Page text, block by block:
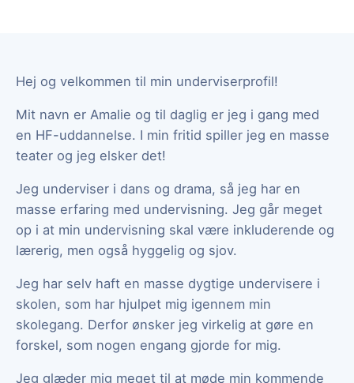
Hej og velkommen til min underviserprofil!
Mit navn er Amalie og til daglig er jeg i gang med
en HF-uddannelse. I min fritid spiller jeg en masse
teater og jeg elsker det!
Jeg underviser i dans og drama, så jeg har en
masse erfaring med undervisning. Jeg går meget
op i at min undervisning skal være inkluderende og
lærerig, men også hyggelig og sjov.
Jeg har selv haft en masse dygtige undervisere i
skolen, som har hjulpet mig igennem min
skolegang. Derfor ønsker jeg virkelig at gøre en
forskel, som nogen engang gjorde for mig.
Jeg glæder mig meget til at møde min kommende